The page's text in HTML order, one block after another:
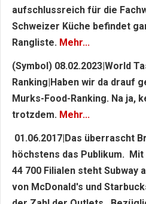
aufschlussreich für die
Schweizer Küche befindet
Rangliste. Mehr...
(Symbol) 08.02.2023|World
Ranking|Haben wir da drauf
Murks-Food-Ranking. Na ja,
trotzdem. Mehr...
01.06.2017|Das überrascht
höchstens das Publikum. Mit
44 700 Filialen steht Subway
von McDonald's und